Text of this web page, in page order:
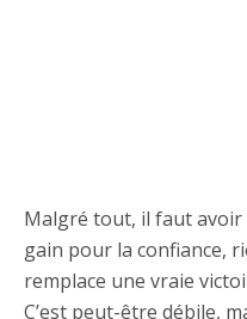
Malgré tout, il faut avoir
gain pour la confiance,
remplace une vraie
C’est peut-être débile,